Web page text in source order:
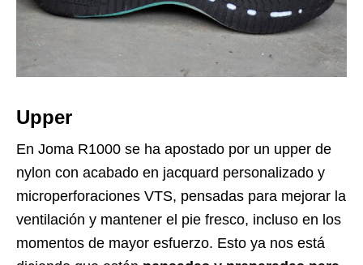
Upper
En Joma R1000 se ha apostado por un upper de
nylon con acabado en jacquard personalizado y
microperforaciones VTS, pensadas para mejorar la
ventilación y mantener el pie fresco, incluso en los
momentos de mayor esfuerzo. Esto ya nos está